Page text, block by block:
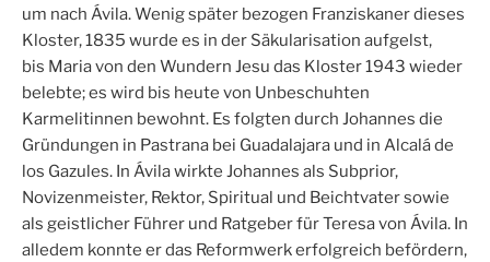
um nach Ávila. Wenig später bezogen Franziskaner dieses
Kloster, 1835 wurde es in der Säkularisation aufgelst,
bis Maria von den Wundern Jesu das Kloster 1943 wieder
belebte; es wird bis heute von Unbeschuhten
Karmelitinnen bewohnt. Es folgten durch Johannes die
Gründungen in Pastrana bei Guadalajara und in Alcalá de
los Gazules. In Ávila wirkte Johannes als Subprior,
Novizenmeister, Rektor, Spiritual und Beichtvater sowie
als geistlicher Führer und Ratgeber für Teresa von Ávila. In
alledem konnte er das Reformwerk erfolgreich befördern,